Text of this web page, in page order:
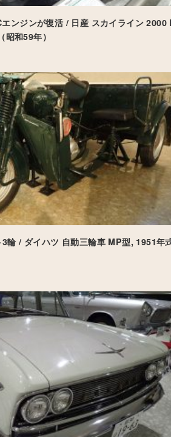
ンジンが復活 / 日産 スカイライン 2000
和59年）
輪 / ダイハツ 自動三輪車 MP型, 1951年